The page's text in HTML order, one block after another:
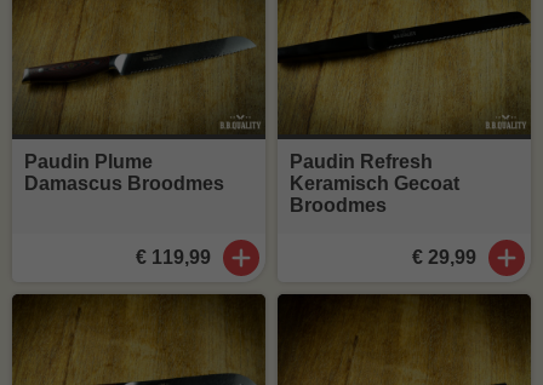
Paudin Plume
Damascus Broodmes
€ 119,99
Paudin Refresh
Keramisch Gecoat
Broodmes
€ 29,99